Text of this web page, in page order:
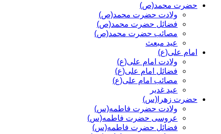
حضرت محمد(ص)
ولادت حضرت محمد(ص)
فضائل حضرت محمد(ص)
مصائب حضرت محمد(ص)
عید مبعث
امام علی(ع)
ولادت امام علی(ع)
فضائل امام علی(ع)
مصائب امام علی(ع)
عید غدیر
حضرت زهرا(س)
ولادت حضرت فاطمه(س)
عروسی حضرت فاطمه(س)
فضائل حضرت فاطمه(س)